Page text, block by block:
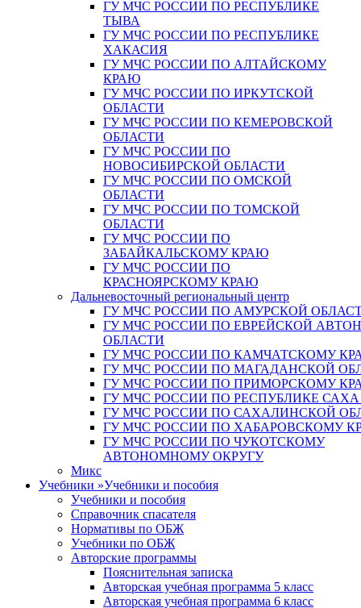
ГУ МЧС РОССИИ ПО РЕСПУБЛИКЕ
ТЫВА
ГУ МЧС РОССИИ ПО РЕСПУБЛИКЕ
ХАКАСИЯ
ГУ МЧС РОССИИ ПО АЛТАЙСКОМУ
КРАЮ
ГУ МЧС РОССИИ ПО ИРКУТСКОЙ
ОБЛАСТИ
ГУ МЧС РОССИИ ПО КЕМЕРОВСКОЙ
ОБЛАСТИ
ГУ МЧС РОССИИ ПО
НОВОСИБИРСКОЙ ОБЛАСТИ
ГУ МЧС РОССИИ ПО ОМСКОЙ
ОБЛАСТИ
ГУ МЧС РОССИИ ПО ТОМСКОЙ
ОБЛАСТИ
ГУ МЧС РОССИИ ПО
ЗАБАЙКАЛЬСКОМУ КРАЮ
ГУ МЧС РОССИИ ПО
КРАСНОЯРСКОМУ КРАЮ
Дальневосточный региональный центр
ГУ МЧС РОССИИ ПО АМУРСКОЙ
ГУ МЧС РОССИИ ПО ЕВРЕЙСКОЙ
ОБЛАСТИ
ГУ МЧС РОССИИ ПО КАМЧАТСКОМУ
ГУ МЧС РОССИИ ПО МАГАДАНСКОЙ
ГУ МЧС РОССИИ ПО ПРИМОРСКОМУ
ГУ МЧС РОССИИ ПО РЕСПУБЛИКЕ
ГУ МЧС РОССИИ ПО САХАЛИНСКОЙ
ГУ МЧС РОССИИ ПО ХАБАРОВСКОМУ
ГУ МЧС РОССИИ ПО ЧУКОТСКОМУ
АВТОНОМНОМУ ОКРУГУ
Микс
Учебники »Учебники и пособия
Учебники и пособия
Справочник спасателя
Нормативы по ОБЖ
Учебники по ОБЖ
Авторские программы
Пояснительная записка
Авторская учебная программа 5 класс
Авторская учебная программа 6 класс